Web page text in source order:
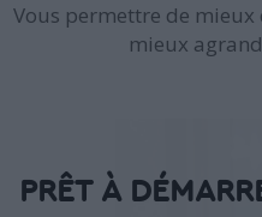
Vous permettre de
mieux
PRÊT À